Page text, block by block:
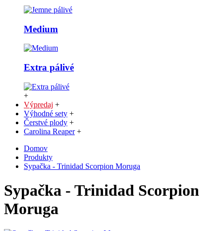
Medium
Extra pálivé
+
Výpredaj +
Výhodné sety +
Čerstvé plody +
Carolina Reaper +
Domov
Produkty
Sypačka - Trinidad Scorpion Moruga
Sypačka - Trinidad Scorpion
Moruga